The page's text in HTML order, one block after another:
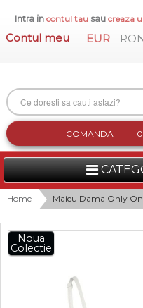
Intra in contul tausau creaza
Contul meu EUR
COMANDA
FEMEI
BARBATI
INCALTAMINTE DAMA
ACCESORII DAMA
Home Maieu Dama Only
Noua
Colectie